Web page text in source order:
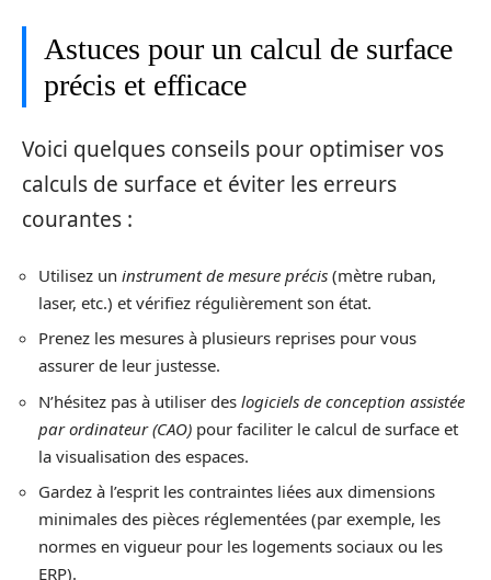
Astuces pour un calcul de surface
précis et efficace
Voici quelques conseils pour optimiser vos
calculs de surface et éviter les erreurs
courantes :
Utilisez un instrument de mesure précis (mètre ruban,
laser, etc.) et vérifiez régulièrement son état.
Prenez les mesures à plusieurs reprises pour vous
assurer de leur justesse.
N’hésitez pas à utiliser des logiciels de conception assistée
par ordinateur (CAO) pour faciliter le calcul de surface et
la visualisation des espaces.
Gardez à l’esprit les contraintes liées aux dimensions
minimales des pièces réglementées (par exemple, les
normes en vigueur pour les logements sociaux ou les
ERP).